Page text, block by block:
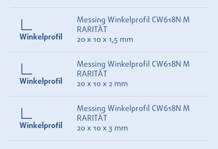
Winkelprofil
Messing Winkelprofil CW618N M
RARITÄT
20 x 10 x 1,5 mm
Winkelprofil
Messing Winkelprofil CW618N M
RARITÄT
20 x 10 x 2 mm
Winkelprofil
Messing Winkelprofil CW618N M
RARITÄT
20 x 10 x 3 mm